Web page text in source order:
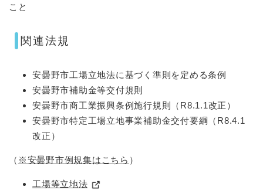
こと
関連法規
安曇野市工場立地法に基づく準則を定める条例
安曇野市補助金等交付規則
安曇野市商工業振興条例施行規則（R8.1.1改正）
安曇野市特定工場立地事業補助金交付要綱（R8.4.1
改正）
（ ※安曇野市例規集はこちら ）
工場等立地法